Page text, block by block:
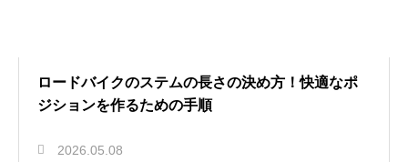
ロードバイクのステムの長さの決め方！快適なポ
ジションを作るための手順
2026.05.08